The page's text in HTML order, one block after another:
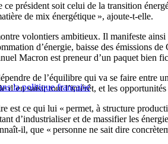
président soit celui de la transition
de mix énergétique », ajoute-t-elle.
volontiers ambitieux. Il manifeste
d’énergie, baisse des émissions
Macron est preneur d’un paquet bien
la politique française
de l’équilibre qui va se faire entre
d’en saisir tout l’intérêt, et les opportunités
est ce qui lui « permet, à structure
d’industrialiser et de massifier les
il, que « personne ne sait dire